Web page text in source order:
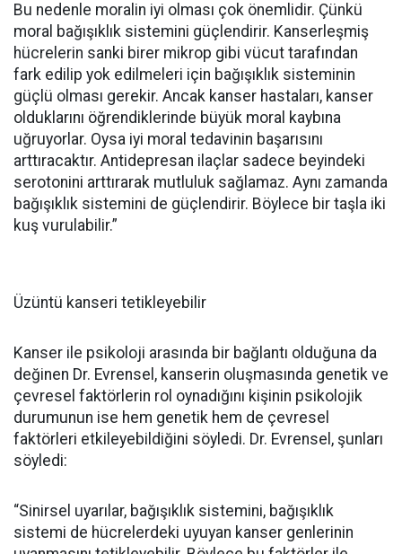
Bu nedenle moralin iyi olması çok önemlidir. Çünkü
moral bağışıklık sistemini güçlendirir. Kanserleşmiş
hücrelerin sanki birer mikrop gibi vücut tarafından
fark edilip yok edilmeleri için bağışıklık sisteminin
güçlü olması gerekir. Ancak kanser hastaları, kanser
olduklarını öğrendiklerinde büyük moral kaybına
uğruyorlar. Oysa iyi moral tedavinin başarısını
arttıracaktır. Antidepresan ilaçlar sadece beyindeki
serotonini arttırarak mutluluk sağlamaz. Aynı zamanda
bağışıklık sistemini de güçlendirir. Böylece bir taşla iki
kuş vurulabilir.”
Üzüntü kanseri tetikleyebilir
Kanser ile psikoloji arasında bir bağlantı olduğuna da
değinen Dr. Evrensel, kanserin oluşmasında genetik ve
çevresel faktörlerin rol oynadığını kişinin psikolojik
durumunun ise hem genetik hem de çevresel
faktörleri etkileyebildiğini söyledi. Dr. Evrensel, şunları
söyledi:
“Sinirsel uyarılar, bağışıklık sistemini, bağışıklık
sistemi de hücrelerdeki uyuyan kanser genlerinin